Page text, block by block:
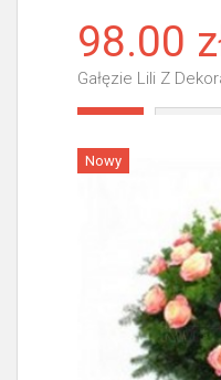
98.00
Gałęzie Lili Z
Nowy